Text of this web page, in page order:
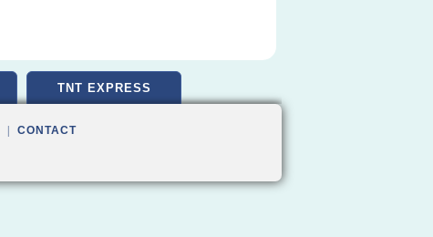
TNT EXPRESS
CONTACT